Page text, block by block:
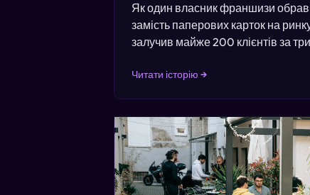
Як один власник франшизи
замість паперових карток на
залучив майже 200 клієнтів за
Читати історію →